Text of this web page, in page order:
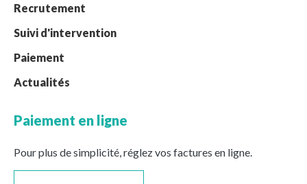
Recrutement
Suivi d'intervention
Paiement
Actualités
Paiement en ligne
Pour plus de simplicité, réglez vos factures en ligne.